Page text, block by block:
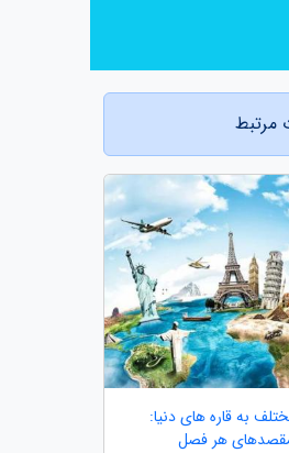
مرتبط
به قاره های دنیا:
هر فصل